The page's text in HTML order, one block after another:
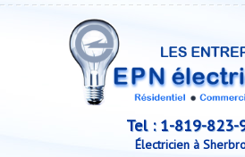
Tel : 1-819-823-
Électricien à